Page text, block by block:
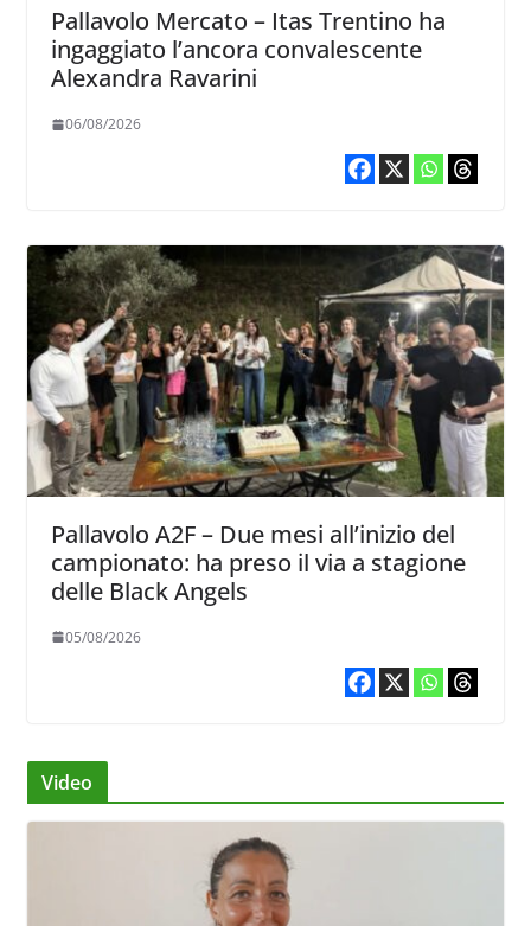
Pallavolo Mercato – Itas Trentino ha
ingaggiato l’ancora convalescente
Alexandra Ravarini
06/08/2026
Pallavolo A2F – Due mesi all’inizio del
campionato: ha preso il via a stagione
delle Black Angels
05/08/2026
Video